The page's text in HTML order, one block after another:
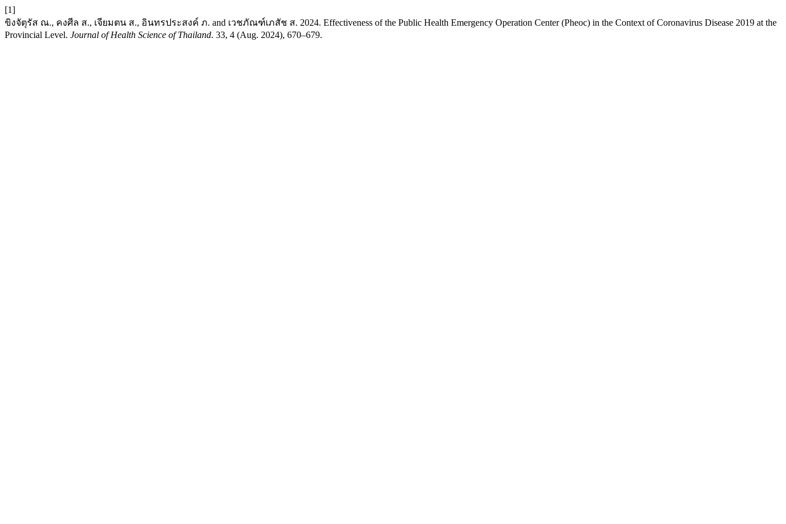
[1]
ขิงจัตุรัส ณ., คงศีล ส., เจียมตน ส., อินทรประสงค์ ภ. and เวชภัณฑ์เภสัช ส. 2024. Effectiveness of the Public Health Emergency Operation Center (Pheoc) in the Context of Coronavirus Disease 2019 at the
Provincial Level. Journal of Health Science of Thailand. 33, 4 (Aug. 2024), 670–679.